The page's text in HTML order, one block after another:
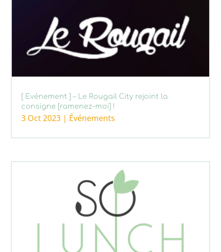
[ Evénement ] – Le Rougail City rejoint la
consigne [ramenez-moi] !
3 Oct 2023 | Événements